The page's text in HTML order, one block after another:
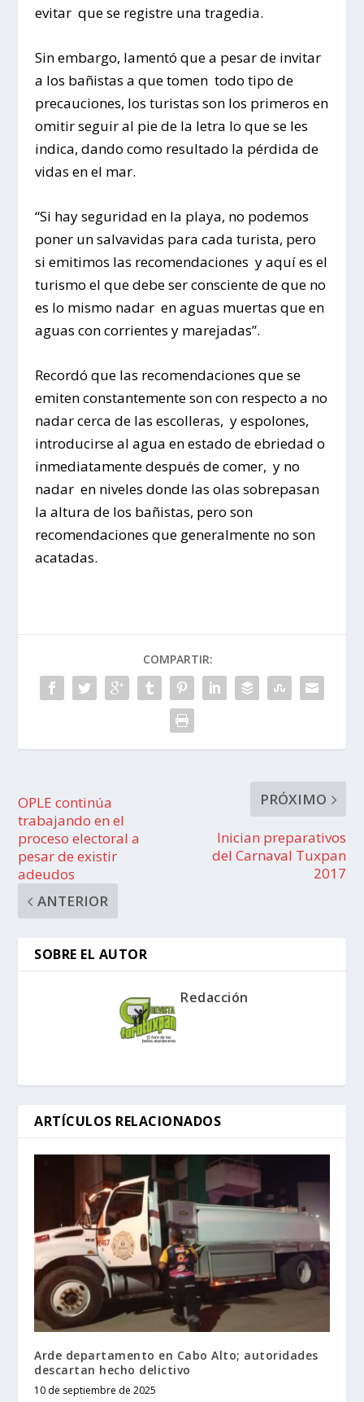
evitar que se registre una tragedia.
Sin embargo, lamentó que a pesar de invitar
a los bañistas a que tomen todo tipo de
precauciones, los turistas son los primeros en
omitir seguir al pie de la letra lo que se les
indica, dando como resultado la pérdida de
vidas en el mar.
“Si hay seguridad en la playa, no podemos
poner un salvavidas para cada turista, pero
si emitimos las recomendaciones y aquí es el
turismo el que debe ser consciente de que no
es lo mismo nadar en aguas muertas que en
aguas con corrientes y marejadas”.
Recordó que las recomendaciones que se
emiten constantemente son con respecto a no
nadar cerca de las escolleras, y espolones,
introducirse al agua en estado de ebriedad o
inmediatamente después de comer, y no
nadar en niveles donde las olas sobrepasan
la altura de los bañistas, pero son
recomendaciones que generalmente no son
acatadas.
COMPARTIR:
OPLE continúa
trabajando en el
proceso electoral a
pesar de existir
adeudos
ANTERIOR
PRÓXIMO
Inician preparativos
del Carnaval Tuxpan
2017
SOBRE EL AUTOR
Redacción
ARTÍCULOS RELACIONADOS
Arde departamento en Cabo Alto; autoridades
descartan hecho delictivo
10 de septiembre de 2025